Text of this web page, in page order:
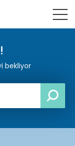
bekliyor